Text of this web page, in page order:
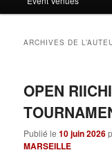
ARCHIVES DE
OPEN
Publié le10 juin 2026
MARSEILLE